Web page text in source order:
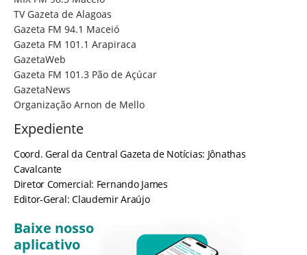
TV Gazeta de Alagoas
Gazeta FM 94.1 Maceió
Gazeta FM 101.1 Arapiraca
GazetaWeb
Gazeta FM 101.3 Pão de Açúcar
GazetaNews
Organização Arnon de Mello
Expediente
Coord. Geral da Central Gazeta de Notícias: Jônathas
Cavalcante
Diretor Comercial: Fernando James
Editor-Geral: Claudemir Araújo
Baixe nosso
aplicativo